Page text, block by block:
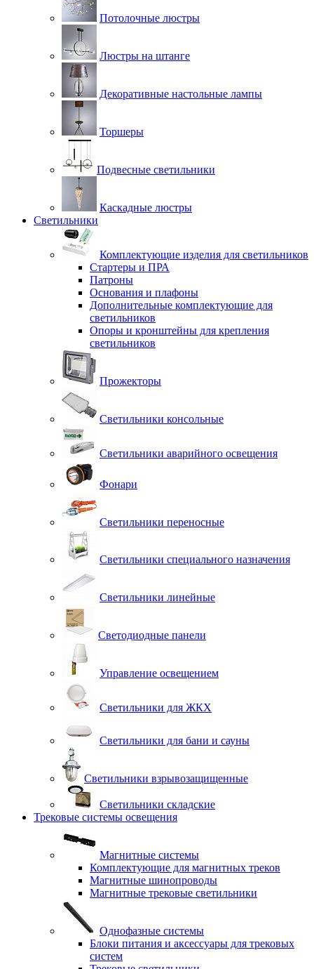
Потолочные люстры
Люстры на штанге
Декоративные настольные лампы
Торшеры
Подвесные светильники
Каскадные люстры
Светильники
Комплектующие изделия для светильников
Стартеры и ПРА
Патроны
Основания и плафоны
Дополнительные комплектующие для
светильников
Опоры и кронштейны для крепления
светильников
Прожекторы
Светильники консольные
Светильники аварийного освещения
Фонари
Светильники переносные
Светильники специального назначения
Светильники линейные
Светодиодные панели
Управление освещением
Светильники для ЖКХ
Светильники для бани и сауны
Светильники взрывозащищенные
Светильники складские
Трековые системы освещения
Магнитные системы
Комплектующие для магнитных треков
Магнитные шинопроводы
Магнитные трековые светильники
Однофазные системы
Блоки питания и аксессуары для трековых
систем